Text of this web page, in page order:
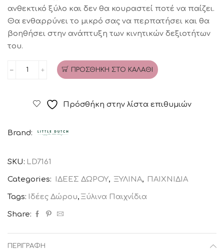
ανθεκτικό ξύλο και δεν θα κουραστεί ποτέ να παίζει.
Θα ενθαρρύνει το μικρό σας να περπατήσει και θα
βοηθήσει στην ανάπτυξη των κινητικών δεξιοτήτων
του.
προβατάκι
FSC
DUTCH
ποσότητα
ΠΡΟΣΘΉΚΗ ΣΤΟ ΚΑΛΆΘΙ
Πρόσθήκη στην λίστα επιθυμιών
Brand:
SKU: LD7161
Categories: ΙΔΕΕΣ ΔΩΡΟΥ, ΞΥΛΙΝΑ, ΠΑΙΧΝΙΔΙΑ
Tags: Ιδέες Δώρου, Ξύλινα Παιχνίδια
Share:
ΠΕΡΙΓΡΑΦΉ